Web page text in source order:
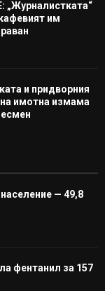
им
и придворния
имотна измама
— 49,8
фентанил за 157